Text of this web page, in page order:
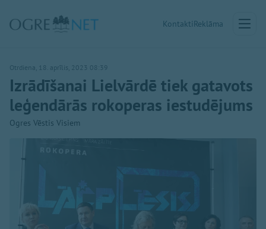
KontaktiReklāma
Otrdiena, 18. aprīlis, 2023 08:39
Izrādīšanai Lielvārdē tiek gatavots
leģendārās rokoperas iestudējums
Ogres Vēstis Visiem